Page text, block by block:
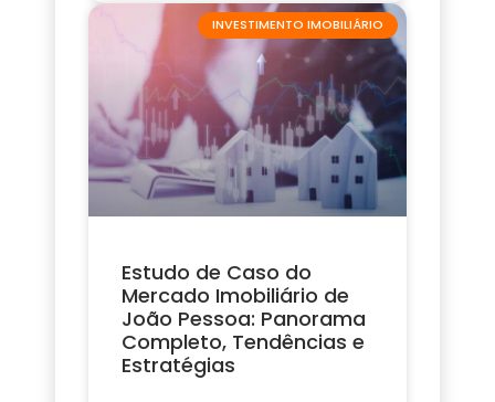
INVESTIMENTO IMOBILIÁRIO
Estudo de Caso do
Mercado Imobiliário de
João Pessoa: Panorama
Completo, Tendências e
Estratégias